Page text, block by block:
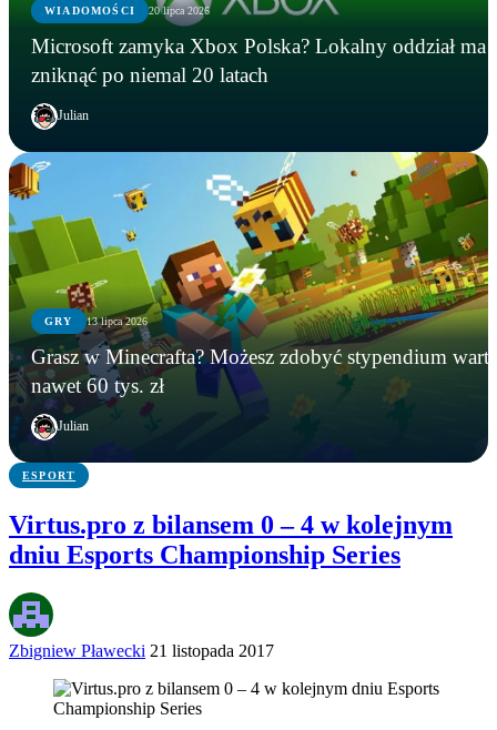
WIADOMOŚCI 20 lipca 2026
Microsoft zamyka Xbox Polska? Lokalny oddział ma
zniknąć po niemal 20 latach
Julian
GRY 13 lipca 2026
Grasz w Minecrafta? Możesz zdobyć stypendium warte
nawet 60 tys. zł
Julian
GRY
Instalowali gry na Steamie, a tracili kryptowaluty.
FBI zatrzymało podejrzanego
WIADOMOŚCI
Microsoft zamyka Xbox Polska? Lokalny oddział
ma zniknąć po niemal 20 latach
GRY
Grasz w Minecrafta? Możesz zdobyć stypendium
warte nawet 60 tys. zł
ESPORT
Virtus.pro z bilansem 0 – 4 w kolejnym
dniu Esports Championship Series
Zbigniew Pławecki 21 listopada 2017